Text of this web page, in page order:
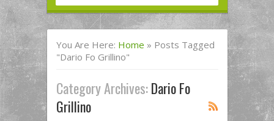
You Are Here: Home » Posts Tagged
"dario Fo Grillino"
Category Archives:Dario Fo
Grillino